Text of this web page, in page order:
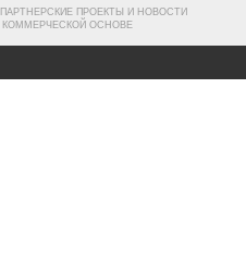
ПРОЕКТЫ И НОВОСТИ
КОММЕРЧЕСКОЙ ОСНОВЕ